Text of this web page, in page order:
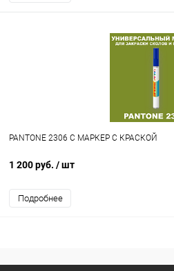
PANTONE 2306 C МАРКЕР С КРАСКОЙ
1 200 руб. / шт
Подробнее